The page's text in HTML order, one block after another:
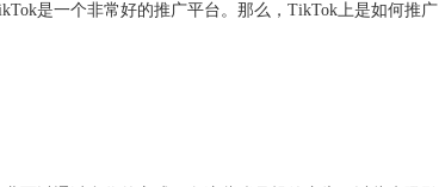
是一个非常好的推广平台。那么，TikTok上是如何推广